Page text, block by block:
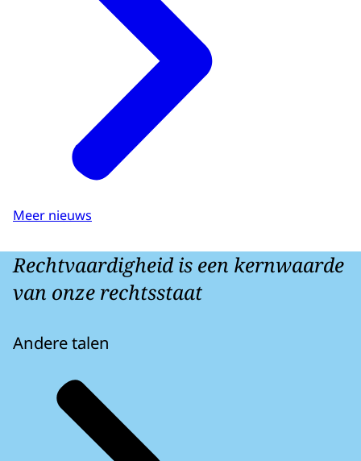
Meer nieuws
Rechtvaardigheid is een kernwaarde
van onze rechtsstaat
Andere talen